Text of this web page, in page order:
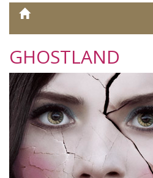
GHOSTLAND